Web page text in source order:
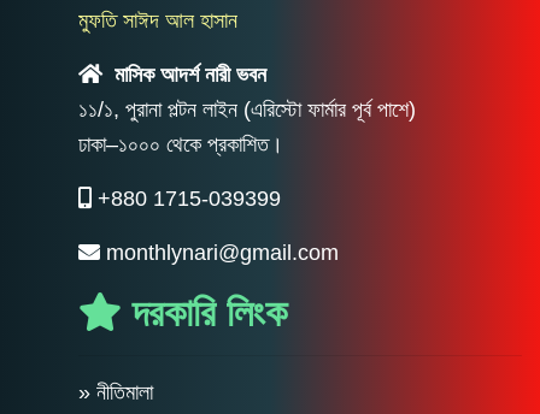
মুফতি সাঈদ আল হাসান
মাসিক আদর্শ নারী ভবন
১১/১, পুরানা পল্টন লাইন (এরিস্টো ফার্মার পূর্ব পাশে)
ঢাকা–১০০০ থেকে প্রকাশিত।
+880 1715-039399
monthlynari@gmail.com
দরকারি লিংক
» নীতিমালা